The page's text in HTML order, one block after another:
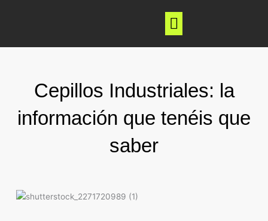
Cepillos Industriales: la
información que tenéis que
saber